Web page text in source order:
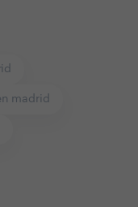
madrid